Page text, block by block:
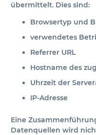
übermittelt. Dies sind:
Browsertyp und
verwendetes
Referrer URL
Hostname des
Uhrzeit der
IP-Adresse
Eine
Datenquellen wird